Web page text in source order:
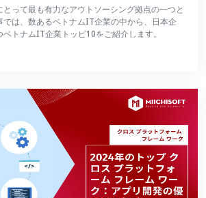
って最も有力なアウトソーシング拠点の一つと
では、数あるベトナムIT企業の中から、日本企
トナムIT企業トッピ10をご紹介します。